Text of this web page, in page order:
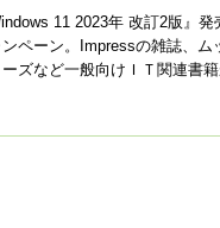
11 2023年 改訂2版』
ペーン。Impressの雑誌、ム
ズなど一般向けＩＴ関連書籍